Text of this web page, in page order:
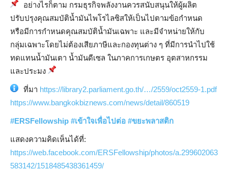
อย่างไรก็ตาม กรมธุรกิจพลังงานควรสนับสนุนให้ผู้ผลิต
ปรับปรุงคุณสมบัติน้ำมันไพโรไลซิสให้เป็นไปตามข้อกำหนด
หรือมีการกำหนดคุณสมบัติน้ำมันเฉพาะ และมีจำหน่ายให้กับ
กลุ่มเฉพาะโดยไม่ต้องเสียภาษีและกองทุนต่าง ๆ ที่มีการนำไปใช้
ทดแทนน้ำมันเตา น้ำมันดีเซล ในภาคการเกษตร อุตสาหกรรม
และประมง
ที่มา https://library2.parliament.go.th/…/2559/oct2559-1.pdf
https://www.bangkokbiznews.com/news/detail/860519
#ERSFellowship #เข้าใจเพื่อไปต่อ #ขยะพลาสติก
แสดงความคิดเห็นได้ที่:
https://web.facebook.com/ERSFellowship/photos/a.299602063
583142/1518485438361459/